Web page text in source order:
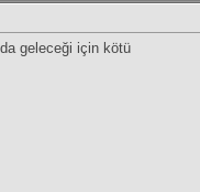
geleceği için kötü